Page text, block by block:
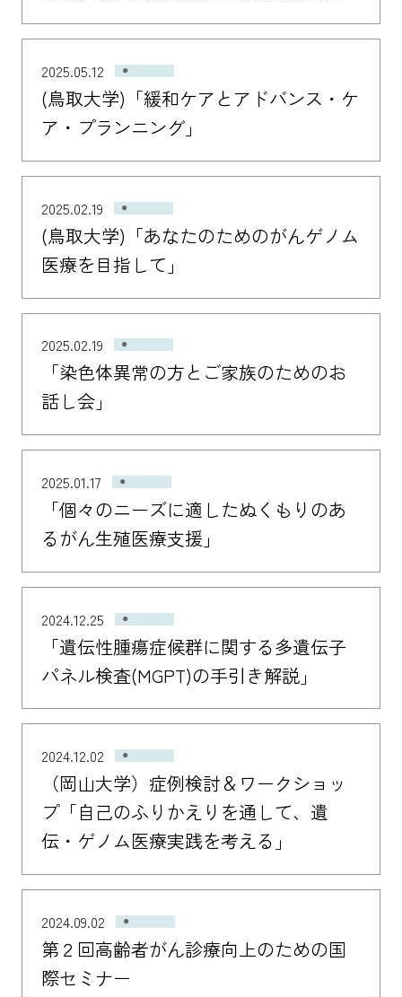
2025.05.12
(鳥取大学)「緩和ケアとアドバンス・ケ
ア・プランニング」
2025.02.19
(鳥取大学)「あなたのためのがんゲノム
医療を目指して」
2025.02.19
「染色体異常の方とご家族のためのお
話し会」
2025.01.17
「個々のニーズに適したぬくもりのあ
るがん生殖医療支援」
2024.12.25
「遺伝性腫瘍症候群に関する多遺伝子
パネル検査(MGPT)の手引き解説」
2024.12.02
（岡山大学）症例検討＆ワークショッ
プ「自己のふりかえりを通して、遺
伝・ゲノム医療実践を考える」
2024.09.02
第２回高齢者がん診療向上のための国
際セミナー